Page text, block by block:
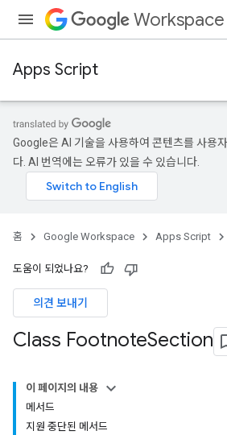
Workspace
Apps Script
Google은 AI 기술을 사용하여 콘텐츠를 사용
다. AI 번역에는 오류가 있을 수 있습니다.
홈 Google Workspace Apps Script
도움이 되었나요?
의견 보내기
Class FootnoteSection
이 페이지의 내용
메서드
지원 중단된 메서드